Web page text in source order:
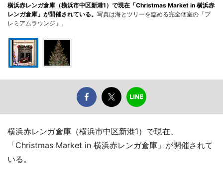
横浜赤レンガ倉庫（横浜市中区新港1）で現在「Christmas Market in 横浜赤
レンガ倉庫」が開催されている。 写真は海とツリーを臨める完全個室の「プ
レミアムラウンジ」。
横浜赤レンガ倉庫（横浜市中区新港1）で現在、
「Christmas Market in 横浜赤レンガ倉庫」が開催されて
いる。